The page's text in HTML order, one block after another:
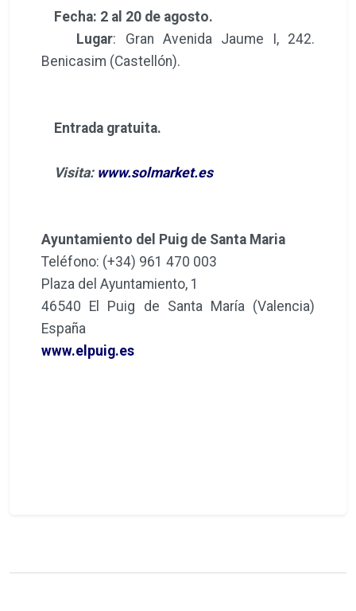
Fecha: 2 al 20 de agosto.
Lugar: Gran Avenida Jaume I, 242.
Benicasim (Castellón).
Entrada gratuita.
Visita: www.solmarket.es
Ayuntamiento del Puig de Santa Maria
Teléfono: (+34) 961 470 003
Plaza del Ayuntamiento, 1
46540 El Puig de Santa María (Valencia)
España
www.elpuig.es